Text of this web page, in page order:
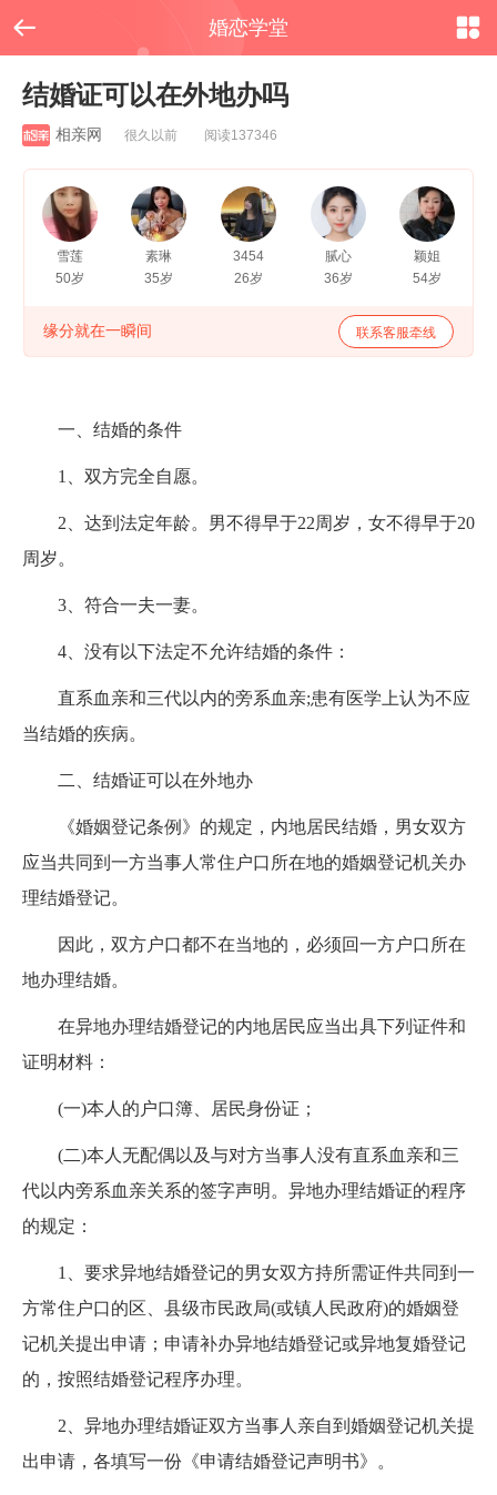
 婚恋学堂
结婚证可以在外地办吗
相亲网 很久以前 阅读137346
雪莲
50岁
素琳
35岁
3454
26岁
腻心
36岁
颖姐
54岁
缘分就在一瞬间 联系客服牵线
一、结婚的条件
1、双方完全自愿。
2、达到法定年龄。男不得早于22周岁，女不得早于20
周岁。
3、符合一夫一妻。
4、没有以下法定不允许结婚的条件：
直系血亲和三代以内的旁系血亲;患有医学上认为不应
当结婚的疾病。
二、结婚证可以在外地办
《婚姻登记条例》的规定，内地居民结婚，男女双方
应当共同到一方当事人常住户口所在地的婚姻登记机关办
理结婚登记。
因此，双方户口都不在当地的，必须回一方户口所在
地办理结婚。
在异地办理结婚登记的内地居民应当出具下列证件和
证明材料：
(一)本人的户口簿、居民身份证；
(二)本人无配偶以及与对方当事人没有直系血亲和三
代以内旁系血亲关系的签字声明。异地办理结婚证的程序
的规定：
1、要求异地结婚登记的男女双方持所需证件共同到一
方常住户口的区、县级市民政局(或镇人民政府)的婚姻登
记机关提出申请；申请补办异地结婚登记或异地复婚登记
的，按照结婚登记程序办理。
2、异地办理结婚证双方当事人亲自到婚姻登记机关提
出申请，各填写一份《申请结婚登记声明书》。
